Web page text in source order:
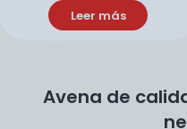
Leer más
Avena de